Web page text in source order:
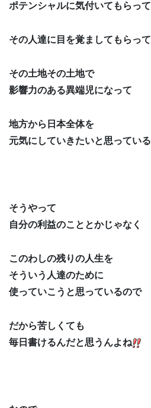
ポテンシャルに気付いてもらって
その人達に目を覚ましてもらって
その土地その土地で
影響力のある異端児になって
地方から日本全体を
元気にしていきたいと思っている
そうやって
自分の利益のこととかじゃなく
このわしの残りの人生を
そういう人達のために
使っていこうと思っているので
だから苦しくても
毎日書けるんだと思うんよね